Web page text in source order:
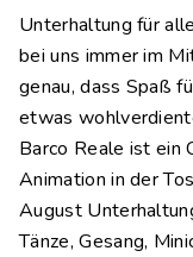
Unterhaltung für
bei uns immer im
genau, dass Spaß
etwas
Barco Reale ist ein
Animation in der
August
Tänze, Gesang,